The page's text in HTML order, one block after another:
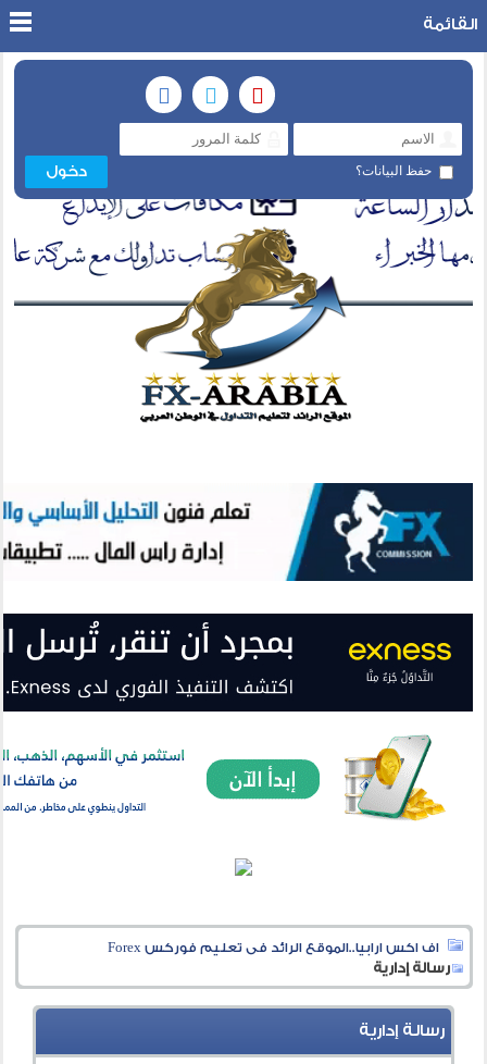
حفظ البيانات؟
القائمة
اف اكس ارابيا..الموقع الرائد فى تعليم فوركس Forex
رسالة إدارية
رسالة إدارية